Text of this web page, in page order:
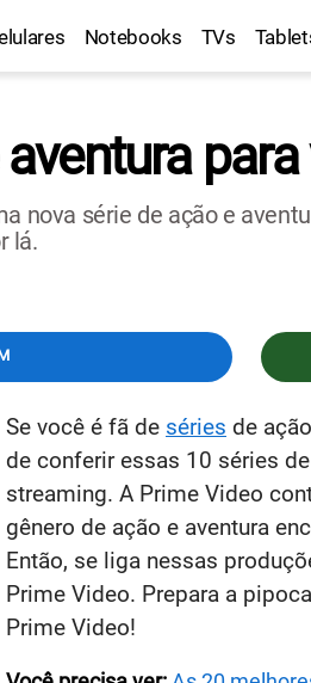
Notebooks TVs
nova série de ação e
lá.
Se você é fã de séries de
de conferir essas 10 séries
streaming. A Prime Video
gênero de ação e aventura
Então, se liga nessas
Prime Video. Prepara a
Prime Video!